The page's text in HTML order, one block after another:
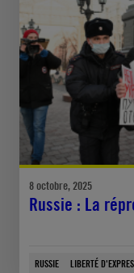
8 octobre, 2025
Russie : La
RUSSIE LIBERTÉ